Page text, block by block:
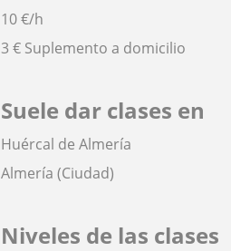
10€/h
3 € Suplemento a domicilio
Suele dar clases en
Huércal de Almería
Almería (Ciudad)
Niveles de las clases